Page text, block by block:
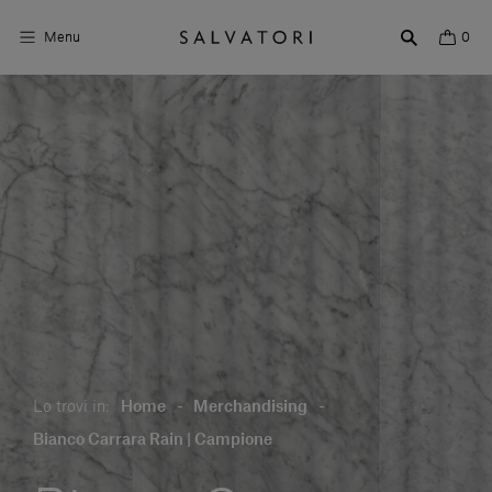
Menu 0
Arredo bagno
Ambienti
Chi siamo
Vieni a trovarci
Lo trovi in: Home - Merchandising -
Bianco Carrara Rain | Campione